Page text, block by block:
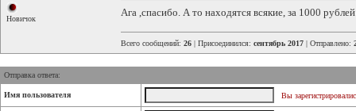
Новичок
Ага ,спасибо. А то находятся всякие, за 1000
Всего сообщений: 26 | Присоединился: сентябрь 2017 | Отправлено:
Отправка ответа:
Имя пользователя Вы